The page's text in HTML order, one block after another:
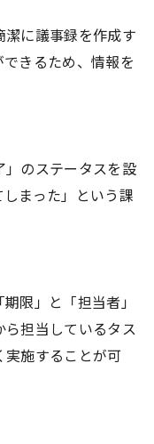
潔に議事録を作成す
きるため、情報を
」のステータスを設
まった」という課
限」と「担当者」
ら担当しているタス
実施することが可